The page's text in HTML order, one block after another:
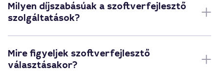
Milyen díjszabásúak a szoftverfejlesztő
szolgáltatások?
Mire figyeljek szoftverfejlesztő
választásakor?